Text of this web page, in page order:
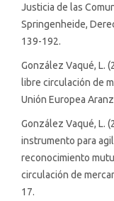
Justicia de las
Springenheide,
139-192.
González Vaqué, L.
libre circulación de
Unión Europea
González Vaqué, L.
instrumento para
reconocimiento
circulación de
17.